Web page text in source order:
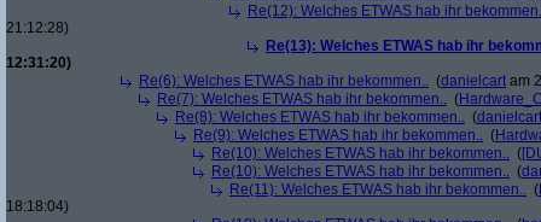
Re(12): Welches ETWAS hab ihr
21:12:28)
Re(13): Welches ETWAS hab ihr
12:31:20)
Re(6): Welches ETWAS hab ihr bekommen.. (danielcart am
Re(7): Welches ETWAS hab ihr bekommen.. (
Re(8): Welches ETWAS hab ihr bekommen.. (danielcart
Re(9): Welches ETWAS hab ihr bekommen.. (
Re(10): Welches ETWAS hab ihr bekommen.. (
Re(10): Welches ETWAS hab ihr bekommen.. (
Re(11): Welches ETWAS hab ihr bekommen.. (
18:18:04)